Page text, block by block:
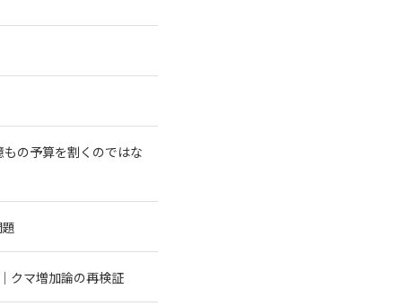
の予算を割くのではな
クマ増加論の再検証